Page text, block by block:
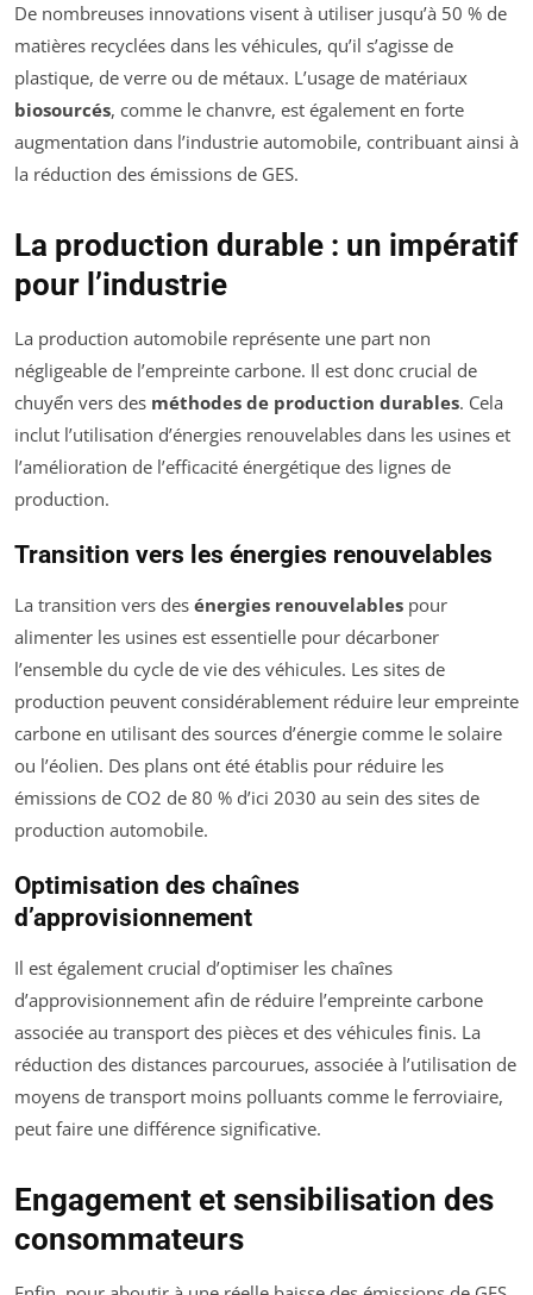
De nombreuses innovations visent à utiliser jusqu’à 50 % de
matières recyclées dans les véhicules, qu’il s’agisse de
plastique, de verre ou de métaux. L’usage de matériaux
biosourcés, comme le chanvre, est également en forte
augmentation dans l’industrie automobile, contribuant ainsi à
la réduction des émissions de GES.
La production durable : un impératif
pour l’industrie
La production automobile représente une part non
négligeable de l’empreinte carbone. Il est donc crucial de
chuyển vers des méthodes de production durables. Cela
inclut l’utilisation d’énergies renouvelables dans les usines et
l’amélioration de l’efficacité énergétique des lignes de
production.
Transition vers les énergies renouvelables
La transition vers des énergies renouvelables pour
alimenter les usines est essentielle pour décarboner
l’ensemble du cycle de vie des véhicules. Les sites de
production peuvent considérablement réduire leur empreinte
carbone en utilisant des sources d’énergie comme le solaire
ou l’éolien. Des plans ont été établis pour réduire les
émissions de CO2 de 80 % d’ici 2030 au sein des sites de
production automobile.
Optimisation des chaînes
d’approvisionnement
Il est également crucial d’optimiser les chaînes
d’approvisionnement afin de réduire l’empreinte carbone
associée au transport des pièces et des véhicules finis. La
réduction des distances parcourues, associée à l’utilisation de
moyens de transport moins polluants comme le ferroviaire,
peut faire une différence significative.
Engagement et sensibilisation des
consommateurs